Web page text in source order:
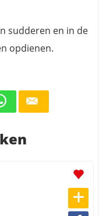
sudderen en in de
opdienen.